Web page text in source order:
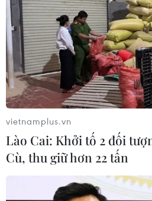
#Cầu thủ trẻ xuất sắc
#Xavi
Hà Lan
Tây Ban Nha
Theo dõi VietnamPlus
VÒNG CHUNG KẾT
Làn sóng đỏ ở Madrid
EURO 2024 của Tây Ban
vietnamplus.vn
Lào Cai: Khởi tố 2 đối
Cù, thu giữ hơn 22 tấn